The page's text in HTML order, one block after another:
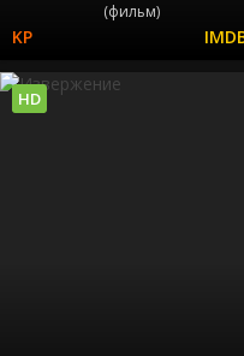
(фильм)
HD